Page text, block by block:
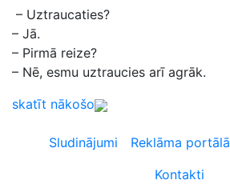
– Uztraucaties?
– Jā.
– Pirmā reize?
– Nē, esmu uztraucies arī agrāk.
skatīt nākošo
Sludinājumi Reklāma portālā
Kontakti